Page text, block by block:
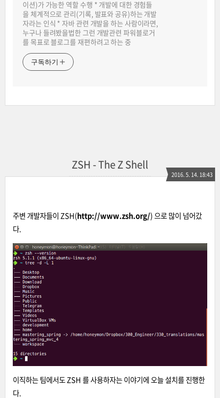
이션)가 가능한 역할 수행 * 개발에 대한 경험들
을 체계적으로 관리(기록, 발표와 공유)하는 개발
자라는 인식 * 자바 관련 개발을 하는 사람이라면,
누구나 들려봤을법한 그런 개발관련 파워블로거
를 목표로 블로그를 재편하려고 하는 중
구독하기
ZSH - The Z Shell
2016. 5. 14. 18:43
주변 개발자들이 ZSH(http://www.zsh.org/)으로 많이 넘어갔
다.
이직하는 팀에서도 ZSH 를 사용하자는 이야기에 오늘 설치를 진행한
다.